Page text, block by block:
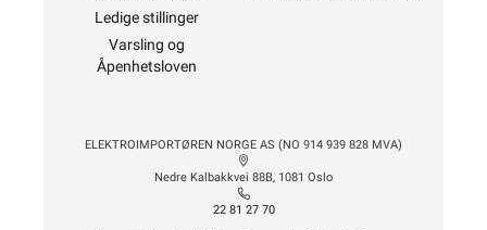
Ledige stillinger
Varsling og
Åpenhetsloven
ELEKTROIMPORTØREN NORGE AS (NO 914 939 828 MVA)
Nedre Kalbakkvei 88B, 1081 Oslo
22 81 27 70